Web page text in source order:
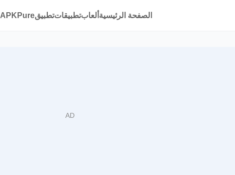
الصفحة الرئيسية ألعابتطبيقاتتطبيقAPKPure